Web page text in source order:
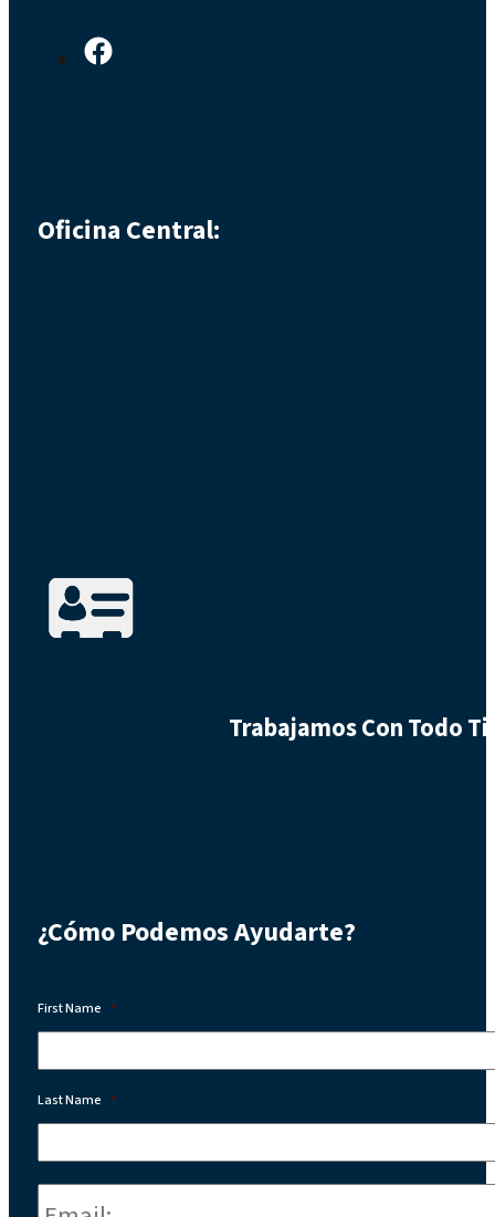
Oficina Central:
Trabajamos Con Todo
¿Cómo Podemos Ayudarte?
First Name *
Last Name *